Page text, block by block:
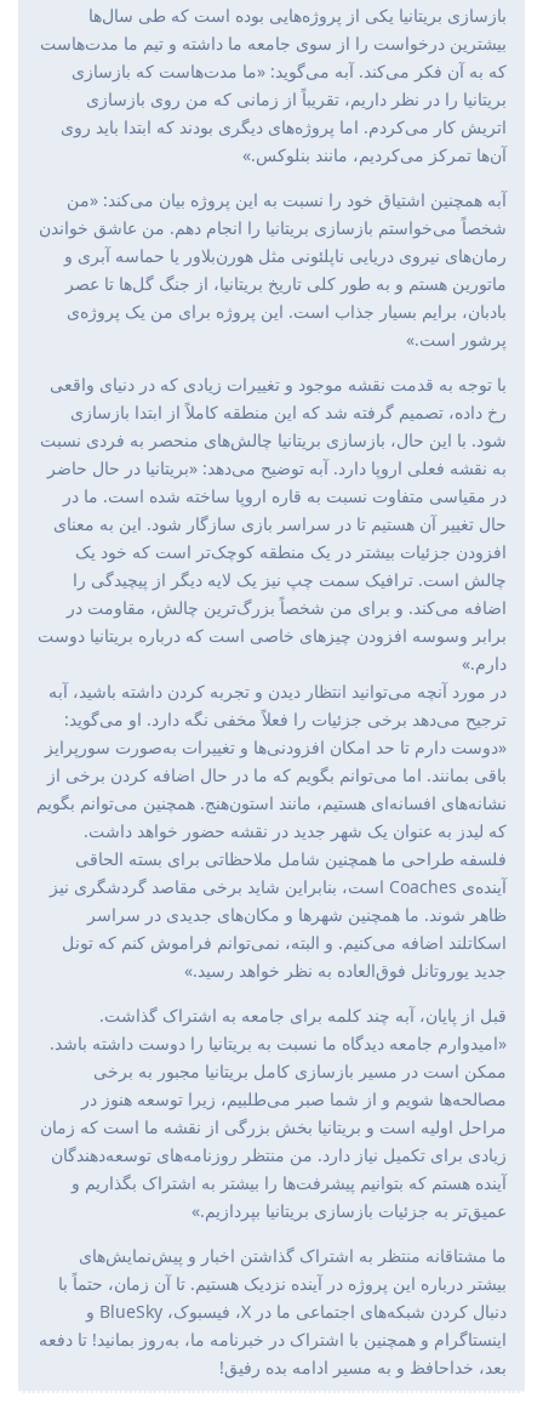
بازسازی بریتانیا یکی از پروژه‌هایی بوده است که طی سال‌ها
بیشترین درخواست را از سوی جامعه ما داشته و تیم ما مدت‌هاست
که به آن فکر می‌کند. آبه می‌گوید: «ما مدت‌هاست که بازسازی
بریتانیا را در نظر داریم، تقریباً از زمانی که من روی بازسازی
اتریش کار می‌کردم. اما پروژه‌های دیگری بودند که ابتدا باید روی
آن‌ها تمرکز می‌کردیم، مانند بنلوکس.»
آبه همچنین اشتیاق خود را نسبت به این پروژه بیان می‌کند: «من
شخصاً می‌خواستم بازسازی بریتانیا را انجام دهم. من عاشق خواندن
رمان‌های نیروی دریایی ناپلئونی مثل هورن‌بلاور یا حماسه آبری و
ماتورین هستم و به طور کلی تاریخ بریتانیا، از جنگ گل‌ها تا عصر
بادبان، برایم بسیار جذاب است. این پروژه برای من یک پروژه‌ی
پرشور است.»
با توجه به قدمت نقشه موجود و تغییرات زیادی که در دنیای واقعی
رخ داده، تصمیم گرفته شد که این منطقه کاملاً از ابتدا بازسازی
شود. با این حال، بازسازی بریتانیا چالش‌های منحصر به فردی نسبت
به نقشه فعلی اروپا دارد. آبه توضیح می‌دهد: «بریتانیا در حال حاضر
در مقیاسی متفاوت نسبت به قاره اروپا ساخته شده است. ما در
حال تغییر آن هستیم تا در سراسر بازی سازگار شود. این به معنای
افزودن جزئیات بیشتر در یک منطقه کوچک‌تر است که خود یک
چالش است. ترافیک سمت چپ نیز یک لایه دیگر از پیچیدگی را
اضافه می‌کند. و برای من شخصاً بزرگ‌ترین چالش، مقاومت در
برابر وسوسه افزودن چیزهای خاصی است که درباره بریتانیا دوست
دارم.»
در مورد آنچه می‌توانید انتظار دیدن و تجربه کردن داشته باشید، آبه
ترجیح می‌دهد برخی جزئیات را فعلاً مخفی نگه دارد. او می‌گوید:
«دوست دارم تا حد امکان افزودنی‌ها و تغییرات به‌صورت سورپرایز
باقی بمانند. اما می‌توانم بگویم که ما در حال اضافه کردن برخی از
نشانه‌های افسانه‌ای هستیم، مانند استون‌هنج. همچنین می‌توانم بگویم
که لیدز به عنوان یک شهر جدید در نقشه حضور خواهد داشت.
فلسفه طراحی ما همچنین شامل ملاحظاتی برای بسته الحاقی
آینده‌ی Coaches است، بنابراین شاید برخی مقاصد گردشگری نیز
ظاهر شوند. ما همچنین شهرها و مکان‌های جدیدی در سراسر
اسکاتلند اضافه می‌کنیم. و البته، نمی‌توانم فراموش کنم که تونل
جدید یوروتانل فوق‌العاده به نظر خواهد رسید.»
قبل از پایان، آبه چند کلمه برای جامعه به اشتراک گذاشت.
«امیدوارم جامعه دیدگاه ما نسبت به بریتانیا را دوست داشته باشد.
ممکن است در مسیر بازسازی کامل بریتانیا مجبور به برخی
مصالحه‌ها شویم و از شما صبر می‌طلبیم، زیرا توسعه هنوز در
مراحل اولیه است و بریتانیا بخش بزرگی از نقشه ما است که زمان
زیادی برای تکمیل نیاز دارد. من منتظر روزنامه‌های توسعه‌دهندگان
آینده هستم که بتوانیم پیشرفت‌ها را بیشتر به اشتراک بگذاریم و
عمیق‌تر به جزئیات بازسازی بریتانیا بپردازیم.»
ما مشتاقانه منتظر به اشتراک گذاشتن اخبار و پیش‌نمایش‌های
بیشتر درباره این پروژه در آینده نزدیک هستیم. تا آن زمان، حتماً با
دنبال کردن شبکه‌های اجتماعی ما در X، فیسبوک، BlueSky و
اینستاگرام و همچنین با اشتراک در خبرنامه ما، به‌روز بمانید! تا دفعه
بعد، خداحافظ و به مسیر ادامه بده رفیق!